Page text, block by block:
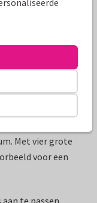
Met vier grote
voor een